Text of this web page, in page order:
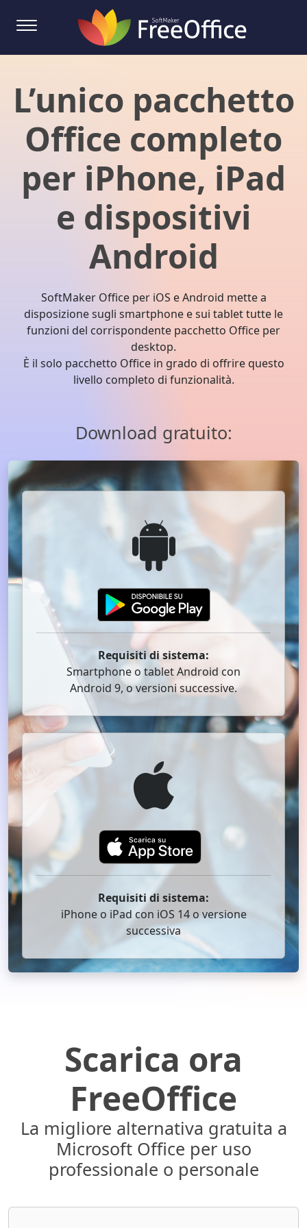
L’unico pacchetto
Office completo
per iPhone, iPad
e dispositivi
Android
SoftMaker Office per iOS e Android mette a
disposizione sugli smartphone e sui tablet tutte le
funzioni del corrispondente pacchetto Office per
desktop.
È il solo pacchetto Office in grado di offrire questo
livello completo di funzionalità.
Download gratuito:
Requisiti di sistema:
Smartphone o tablet Android con
Android 9, o versioni successive.
Requisiti di sistema:
iPhone o iPad con iOS 14 o versione
successiva
Scarica ora
FreeOffice
La migliore alternativa gratuita a
Microsoft Office per uso
professionale o personale